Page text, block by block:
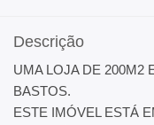
Descrição
UMA LOJA DE 200M2
BASTOS.
ESTE IMÓVEL ESTÁ